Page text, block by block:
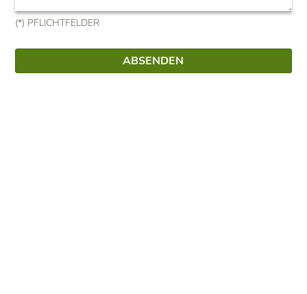
(*) PFLICHTFELDER
ABSENDEN